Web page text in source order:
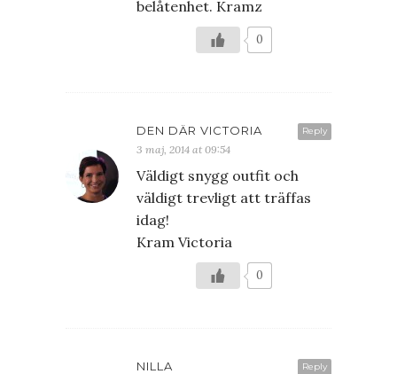
belåtenhet. Kramz
0
Reply
DEN DÄR VICTORIA
3 maj, 2014 at 09:54
Väldigt snygg outfit och
väldigt trevligt att träffas
idag!
Kram Victoria
0
Reply
NILLA